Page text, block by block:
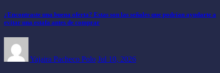
¿Encontraste una buena oferta? Estas son las señales que podrían ayudarte a
evitar una estafa antes de comprar
Yajaira Pacheco Polo Jul 10, 2026